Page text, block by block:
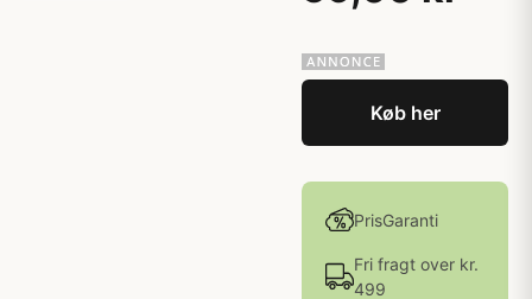
Køb her
PrisGaranti
Fri fragt over kr.
499